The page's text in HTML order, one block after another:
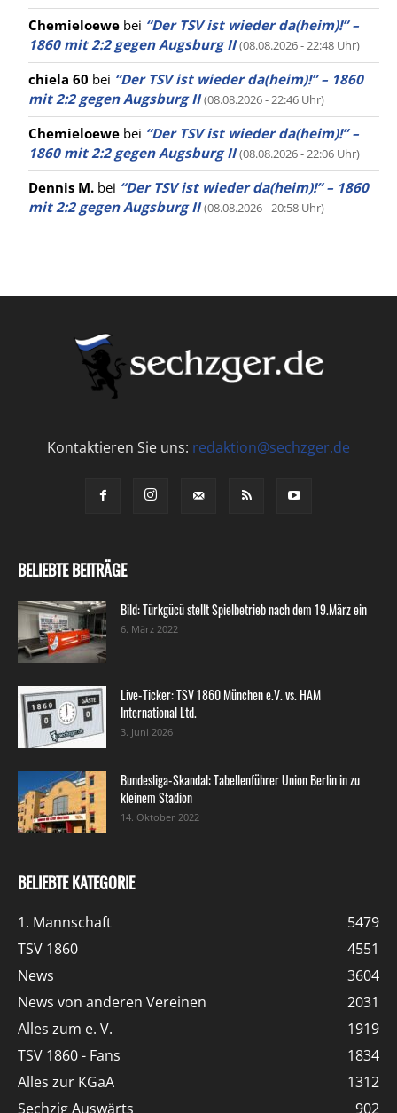
Chemieloewe bei “Der TSV ist wieder da(heim)!” –
1860 mit 2:2 gegen Augsburg II (08.08.2026 - 22:48 Uhr)
chiela 60 bei “Der TSV ist wieder da(heim)!” – 1860
mit 2:2 gegen Augsburg II (08.08.2026 - 22:46 Uhr)
Chemieloewe bei “Der TSV ist wieder da(heim)!” –
1860 mit 2:2 gegen Augsburg II (08.08.2026 - 22:06 Uhr)
Dennis M. bei “Der TSV ist wieder da(heim)!” – 1860
mit 2:2 gegen Augsburg II (08.08.2026 - 20:58 Uhr)
Kontaktieren Sie uns: redaktion@sechzger.de
BELIEBTE BEITRÄGE
Bild: Türkgücü stellt Spielbetrieb nach dem 19.März ein
6. März 2022
Live-Ticker: TSV 1860 München e.V. vs. HAM
International Ltd.
3. Juni 2026
Bundesliga-Skandal: Tabellenführer Union Berlin in zu
kleinem Stadion
14. Oktober 2022
BELIEBTE KATEGORIE
1. Mannschaft
5479
TSV 1860
4551
News
3604
News von anderen Vereinen
2031
Alles zum e. V.
1919
TSV 1860 - Fans
1834
Alles zur KGaA
1312
Sechzig Auswärts
902